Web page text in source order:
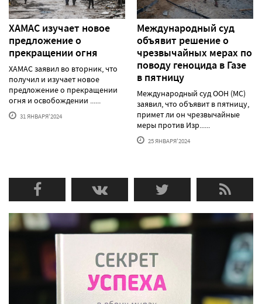
ХАМАС изучает новое
предложение о
прекращении огня
ХАМАС заявил во вторник, что
получил и изучает новое
предложение о прекращении
огня и освобождении ......
31 ЯНВАРЯ'2024
Международный суд
объявит решение о
чрезвычайных мерах по
поводу геноцида в Газе
в пятницу
Международный суд ООН (МС)
заявил, что объявит в пятницу,
примет ли он чрезвычайные
меры против Изр......
25 ЯНВАРЯ'2024